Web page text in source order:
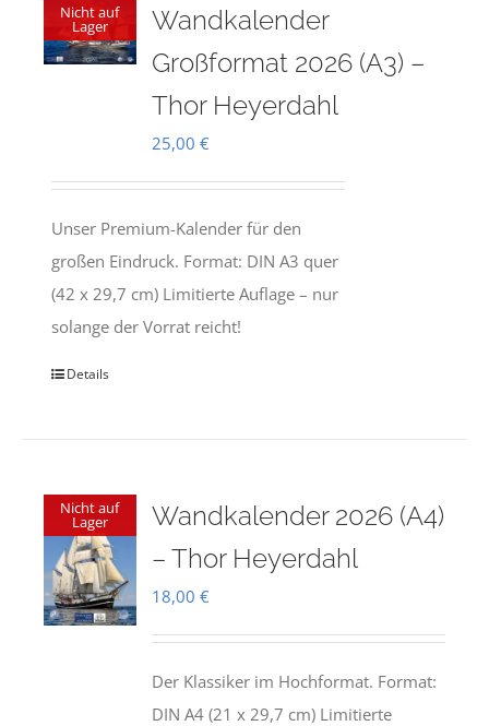
Nicht auf
Lager
Wandkalender
Großformat 2026 (A3) –
Thor Heyerdahl
25,00€
Unser Premium-Kalender für den
großen Eindruck. Format: DIN A3 quer
(42 x 29,7 cm) Limitierte Auflage – nur
solange der Vorrat reicht!
Details
Nicht auf
Lager
Wandkalender 2026 (A4)
– Thor Heyerdahl
18,00€
Der Klassiker im Hochformat. Format:
DIN A4 (21 x 29,7 cm) Limitierte